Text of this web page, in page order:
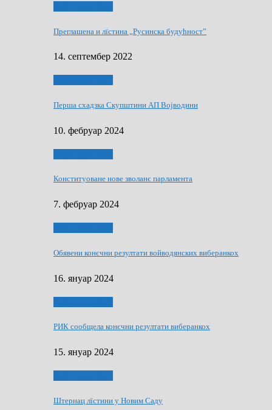
Преглашена и лїстина „Русинска будућност”
14. септембер 2022
Перша схадзка Скупштини АП Војводини
10. фебруар 2024
Конституоване нове зволанє парламентa
7. фебруар 2024
Обявени конєчни резултати войводянских виберанкох
16. януар 2024
РИК сообщела конєчни резултати виберанкох
15. януар 2024
Штернац лїстини у Новим Саду